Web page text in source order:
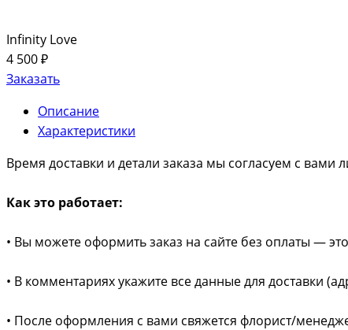
Infinity Love
4 500 ₽
Заказать
Описание
Характеристики
Время доставки и детали заказа мы согласуем с вами
Как это работает:
• Вы можете оформить заказ на сайте без оплаты —
• В комментариях укажите все данные для доставки
• После оформления с вами свяжется флорист/